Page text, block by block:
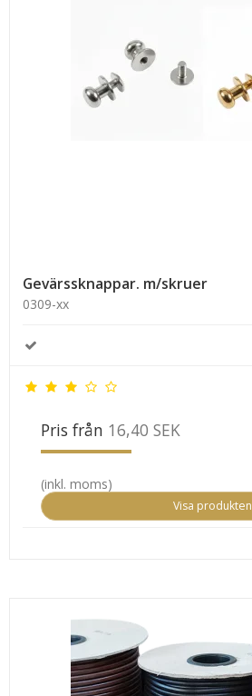
Gevärssknappar. m/skruer
0309-xx
Pris från 16,40 SEK
(inkl. moms)
Visa produkten